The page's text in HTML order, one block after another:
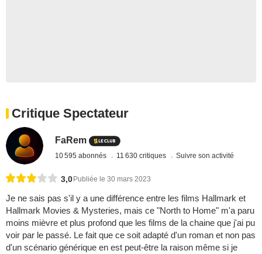
Critique Spectateur
FaRem
10 595 abonnés 11 630 critiques Suivre son activité
3,0 Publiée le 30 mars 2023
Je ne sais pas s'il y a une différence entre les films Hallmark et
Hallmark Movies & Mysteries, mais ce "North to Home" m'a paru
moins mièvre et plus profond que les films de la chaine que j'ai pu
voir par le passé. Le fait que ce soit adapté d'un roman et non pas
d'un scénario générique en est peut-être la raison même si je